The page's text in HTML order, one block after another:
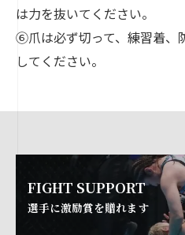
は力を抜いてください。
⑥爪は必ず切って、練習着、
してください。
FIGHT SUPPORT
選手に激励賞を贈れます